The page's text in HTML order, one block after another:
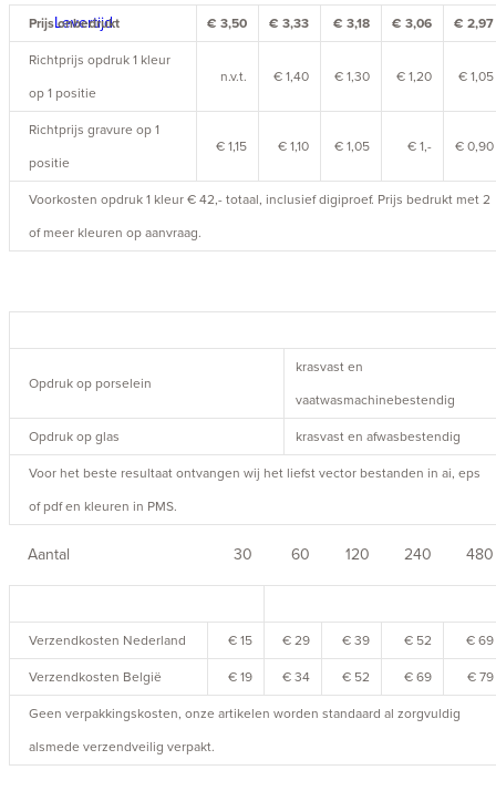
Levertijd
Prijs onbedrukt € 3,50 € 3,33 € 3,18 € 3,06 € 2,97
Richtprijs opdruk 1 kleur
op 1 positie
n.v.t. € 1,40 € 1,30 € 1,20 € 1,05
Richtprijs gravure op 1
positie
€ 1,15 € 1,10 € 1,05 € 1,- € 0,90
Voorkosten opdruk 1 kleur € 42,- totaal, inclusief digiproef. Prijs bedrukt met 2
of meer kleuren op aanvraag.
Opdruk op porselein
krasvast en
vaatwasmachinebestendig
Opdruk op glas krasvast en afwasbestendig
Voor het beste resultaat ontvangen wij het liefst vector bestanden in ai, eps
of pdf en kleuren in PMS.
Aantal 30 60 120 240 480
Verzendkosten Nederland € 15 € 29 € 39 € 52 € 69
Verzendkosten België € 19 € 34 € 52 € 69 € 79
Geen verpakkingskosten, onze artikelen worden standaard al zorgvuldig
alsmede verzendveilig verpakt.